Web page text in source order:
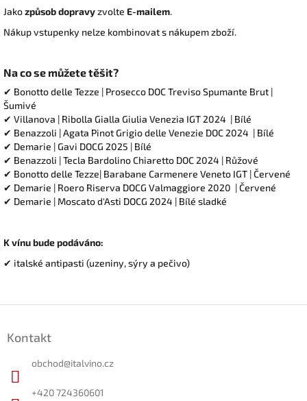
Jakozpůsob dopravyzvolte E-mailem.
Nákup vstupenky nelze kombinovat s nákupem zboží.
Na co se můžete těšit?
✔ Bonotto delle Tezze | Prosecco DOC Treviso Spumante Brut |
Šumivé
✔ Villanova | Ribolla Gialla Giulia Venezia IGT 2024 | Bílé
✔ Benazzoli | Agata Pinot Grigio delle Venezie DOC 2024 | Bílé
✔ Demarie | Gavi DOCG 2025 | Bílé
✔ Benazzoli | Tecla Bardolino Chiaretto DOC 2024 | Růžové
✔ Bonotto delle Tezze| Barabane Carmenere Veneto IGT | Červené
✔ Demarie | Roero Riserva DOCG Valmaggiore 2020 | Červené
✔ Demarie | Moscato d'Asti DOCG 2024 | Bílé sladké
K vínu bude podáváno:
✔ italské antipasti (uzeniny, sýry a pečivo)
Kontakt
obchod@italvino.cz
+420 724360601